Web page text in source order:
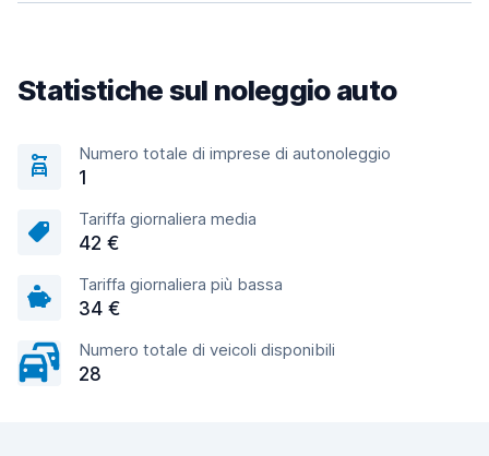
Statistiche sul noleggio auto
Numero totale di imprese di autonoleggio
1
Tariffa giornaliera media
42 €
Tariffa giornaliera più bassa
34 €
Numero totale di veicoli disponibili
28